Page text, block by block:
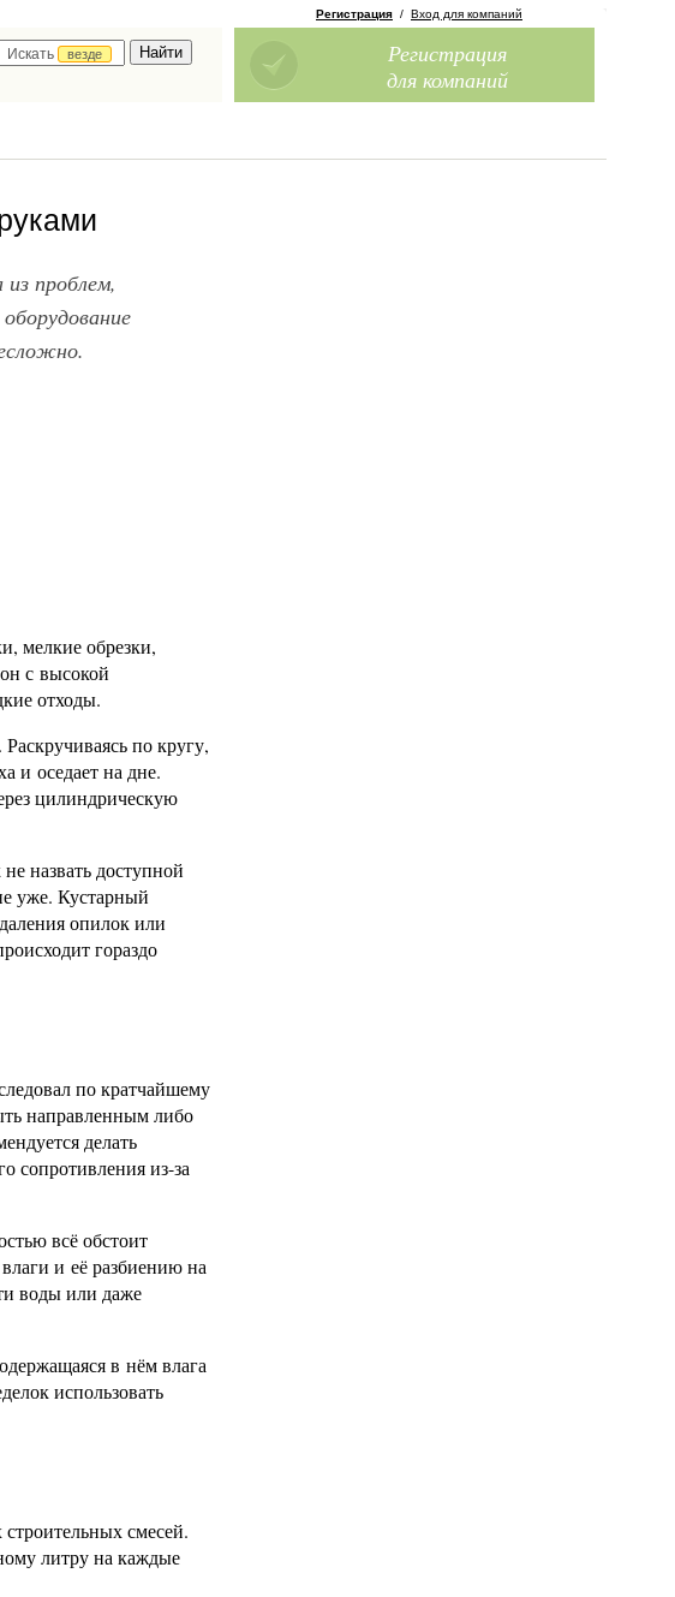
Искать
везде
Регистрация / Вход для компаний
Регистрация
для компаний
проблем,
мелкие обрезки,
с высокой
отходы.
по кругу,
и оседает на дне.
цилиндрическую
назвать доступной
уже. Кустарный
опилок или
гораздо
по кратчайшему
направленным либо
делать
сопротивления из-за
всё обстоит
и её разбиению на
воды или даже
в нём влага
использовать
смесей.
литру на каждые